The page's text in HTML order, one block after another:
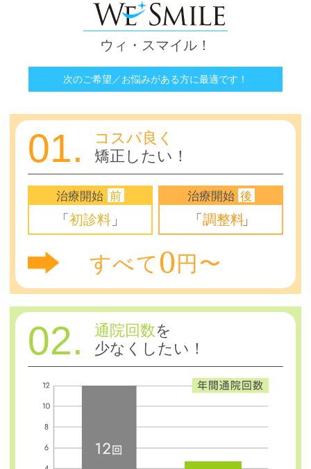
ウィ・スマイル！
次のご希望／お悩みがある方に最適です！
01.
コスパ良く
矯正したい！
治療開始 前
「初診料」
治療開始 後
「調整料」
すべて0円〜
02. 通院回数を
少なくしたい！